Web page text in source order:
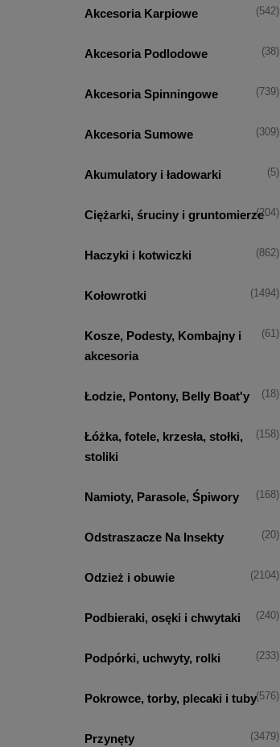
Akcesoria Karpiowe (542)
Akcesoria Podlodowe (38)
Akcesoria Spinningowe (739)
Akcesoria Sumowe (309)
Akumulatory i ładowarki (5)
Ciężarki, śruciny i gruntomierze(204)
Haczyki i kotwiczki (862)
Kołowrotki (1494)
Kosze, Podesty, Kombajny i
akcesoria
(61)
Łodzie, Pontony, Belly Boat'y (18)
Łóżka, fotele, krzesła, stołki,
stoliki
(158)
Namioty, Parasole, Śpiwory (168)
Odstraszacze Na Insekty (20)
Odzież i obuwie (2104)
Podbieraki, osęki i chwytaki (240)
Podpórki, uchwyty, rolki (233)
Pokrowce, torby, plecaki i tuby(576)
Przynęty (3479)